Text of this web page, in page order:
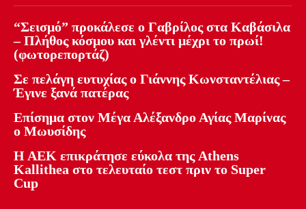
“Σεισμό” προκάλεσε ο Γαβρίλος στα Καβάσιλα
– Πλήθος κόσμου και γλέντι μέχρι το πρωί!
(φωτορεπορτάζ)
Σε πελάγη ευτυχίας ο Γιάννης Κωνσταντέλιας –
Έγινε ξανά πατέρας
Επίσημα στον Μέγα Αλέξανδρο Αγίας Μαρίνας
ο Μωυσίδης
Η ΑΕΚ επικράτησε εύκολα της Athens
Kallithea στο τελευταίο τεστ πριν το Super
Cup